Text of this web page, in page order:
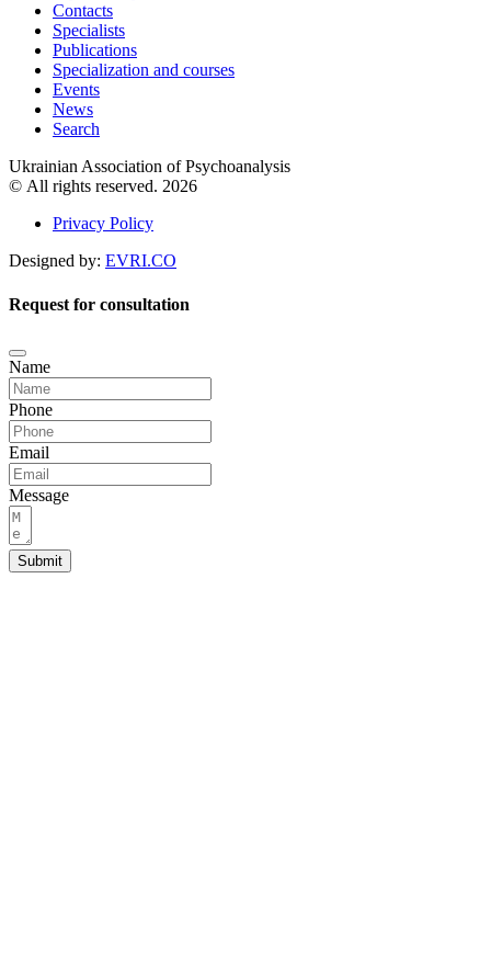
Contacts
Specialists
Publications
Specialization and courses
Events
News
Search
Ukrainian Association of Psychoanalysis
© All rights reserved. 2026
Privacy Policy
Designed by: EVRI.CO
Request for consultation
Name
Phone
Email
Message
Submit